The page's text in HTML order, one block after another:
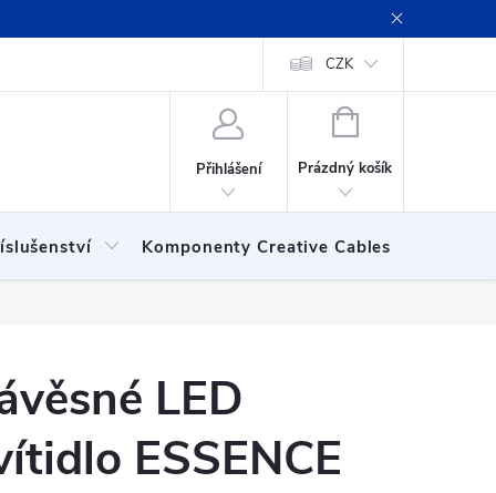
obchodu Podmínky ochrany
CZK
Přihlášení
NÁKUPNÍ
Prázdný košík
Komponenty Creative Cables
LED
ESSENCE